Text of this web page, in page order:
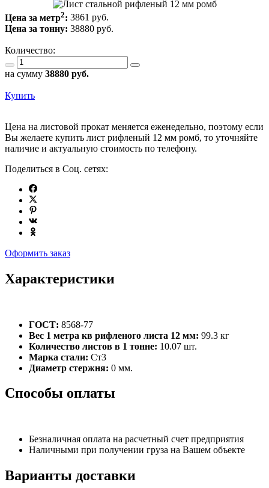
Цена за метр2: 3861 руб.
Цена за тонну: 38880 руб.
Количество:
на сумму 38880 руб.
Купить
Цена на листовой прокат меняется еженедельно, поэтому если
Вы желаете купить лист рифленый 12 мм ромб, то уточняйте
наличие и актуальную стоимость по телефону.
Поделиться в Соц. сетях:
Оформить заказ
Характеристики
ГОСТ: 8568-77
Вес 1 метра кв рифленого листа 12 мм: 99.3 кг
Количество листов в 1 тонне: 10.07 шт.
Марка стали: Ст3
Диаметр стержня: 0 мм.
Способы оплаты
Безналичная оплата на расчетный счет предприятия
Наличными при получении груза на Вашем объекте
Варианты доставки